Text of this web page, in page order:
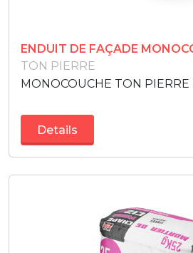
ENDUIT DE FAÇADE
TON PIERRE
MONOCOUCHE TON PIERRE
Details